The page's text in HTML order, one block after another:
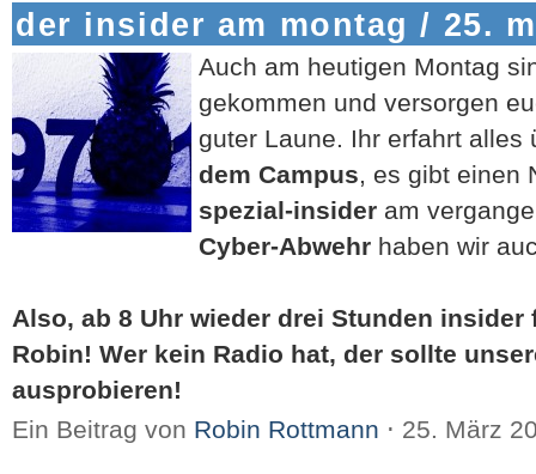
der insider am montag / 25.
Auch am heutigen Montag
gekommen und versorgen
guter Laune. Ihr erfahrt alles
dem Campus, es gibt einen
spezial-insider am
Cyber-Abwehr haben wir
Also, ab 8 Uhr wieder drei Stunden
Robin! Wer kein Radio hat, der sollte
ausprobieren!
Ein Beitrag von Robin Rottmann ⋅ 25. März